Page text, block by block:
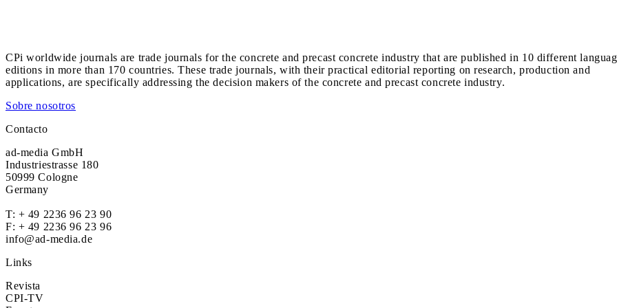
CPi worldwide journals are trade journals for the concrete and precast concrete industry that are published in 10 different
editions in more than 170 countries. These trade journals, with their practical editorial reporting on research, production and
applications, are specifically addressing the decision makers of the concrete and precast concrete industry.
Sobre nosotros
Contacto
ad-media GmbH
Industriestrasse 180
50999 Cologne
Germany
T: + 49 2236 96 23 90
F: + 49 2236 96 23 96
info@ad-media.de
Links
Revista
CPI-TV